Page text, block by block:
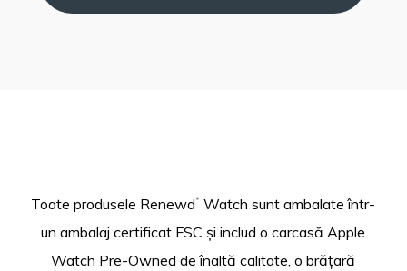
Toate produsele Renewd ®
Watch sunt ambalate într-
un ambalaj certificat FSC și includ o carcasă Apple
Watch Pre-Owned de înaltă calitate, o brățară